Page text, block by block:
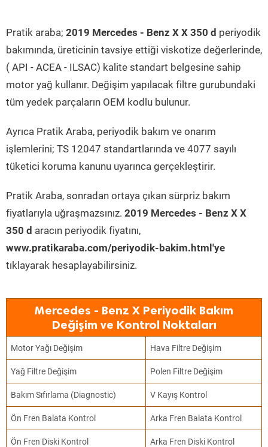
Pratik araba; 2019 Mercedes - Benz X X 350 d periyodik
bakımında, üreticinin tavsiye ettiği viskotize değerlerinde,
( API - ACEA - ILSAC) kalite standart belgesine sahip
motor yağ kullanır. Değişim yapılacak filtre gurubundaki
tüm yedek parçaların OEM kodlu bulunur.
Ayrıca Pratik Araba, periyodik bakım ve onarım
işlemlerini; TS 12047 standartlarında ve 4077 sayılı
tüketici koruma kanunu uyarınca gerçekleştirir.
Pratik Araba, sonradan ortaya çıkan sürpriz bakım
fiyatlarıyla uğraşmazsınız. 2019 Mercedes - Benz X X
350 d aracın periyodik fiyatını,
www.pratikaraba.com/periyodik-bakim.html'ye
tıklayarak hesaplayabilirsiniz.
Mercedes - Benz X Periyodik Bakım
Değişim ve Kontrol Noktaları
Motor Yağı Değişim Hava Filtre Değişim
Yağ Filtre Değişim Polen Filtre Değişim
Bakım Sıfırlama (Diagnostic) V Kayış Kontrol
Ön Fren Balata Kontrol Arka Fren Balata Kontrol
Ön Fren Diski Kontrol Arka Fren Diski Kontrol